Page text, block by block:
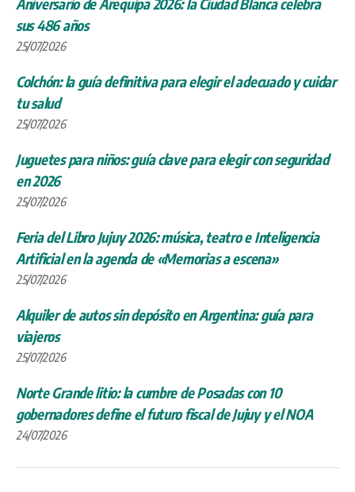
Aniversario de Arequipa 2026: la Ciudad Blanca celebra
sus 486 años
25/07/2026
Colchón: la guía definitiva para elegir el adecuado y cuidar
tu salud
25/07/2026
Juguetes para niños: guía clave para elegir con seguridad
en 2026
25/07/2026
Feria del Libro Jujuy 2026: música, teatro e Inteligencia
Artificial en la agenda de «Memorias a escena»
25/07/2026
Alquiler de autos sin depósito en Argentina: guía para
viajeros
25/07/2026
Norte Grande litio: la cumbre de Posadas con 10
gobernadores define el futuro fiscal de Jujuy y el NOA
24/07/2026